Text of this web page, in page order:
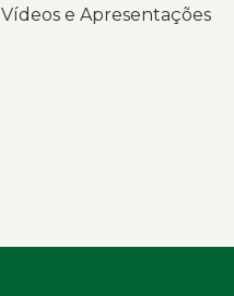
Vídeos e Apresentações